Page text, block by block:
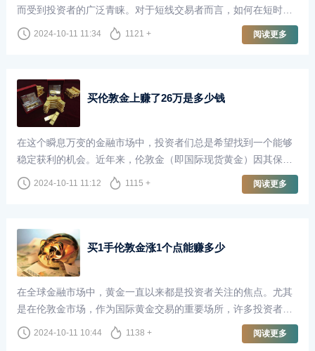
而受到投资者的广泛青睐。对于短线交易者而言，如何在短时间
内获取利润是一个关键课题。今天，我们就来探讨如何通过一手
伦敦金交易在短时间内赚取1000美元。
2024-10-11 11:34 1121 + 阅读更多
买伦敦金上赚了26万是多少钱
在这个瞬息万变的金融市场中，投资者们总是希望找到一个能够
稳定获利的机会。近年来，伦敦金（即国际现货黄金）因其保值
性和避险属性，吸引了越来越多的投资者。对于很多人来说，买
伦敦金不仅仅是一种投资，更是实现财富增长的方式。本文将
险。
2024-10-11 11:12 1115 + 阅读更多
买1手伦敦金涨1个点能赚多少
在全球金融市场中，黄金一直以来都是投资者关注的焦点。尤其
是在伦敦金市场，作为国际黄金交易的重要场所，许多投资者通
过买卖伦敦金来实现财富增值。当我们谈到“买1手伦敦金涨1个点
能赚多少”这个问题时，了解相关的交易机制和市场波动是至关重
2024-10-11 10:44 1138 + 阅读更多